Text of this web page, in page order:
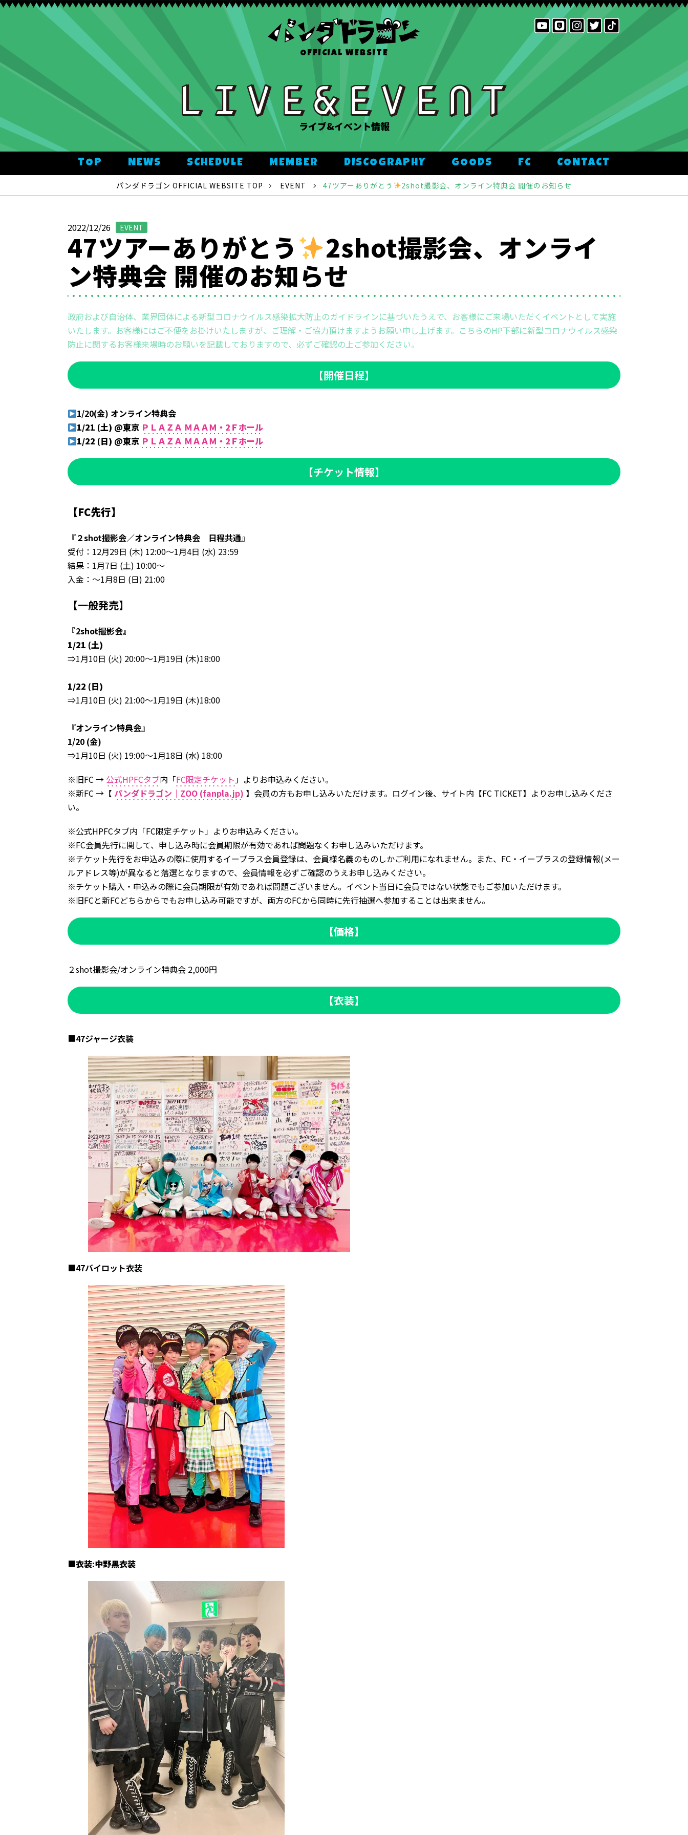
OFFICIAL WEBSITE
ライブ&イベント情報
TOP NEWS SCHEDULE MEMBER DISCOGRAPHY GOODS FC CONTACT
パンダドラゴン OFFICIAL WEBSITE TOP EVENT 47ツアーありがとう 2shot撮影会、オンライン特典会 開催のお知らせ
2022/12/26 EVENT
47ツアーありがとう 2shot撮影会、オンライ
ン特典会 開催のお知らせ
政府および自治体、業界団体による新型コロナウイルス感染拡大防止のガイドラインに基づいたうえで、お客様にご来場いただくイベントとして実施
いたします。お客様にはご不便をお掛けいたしますが、ご理解・ご協力頂けますようお願い申し上げます。こちらのHP下部に新型コロナウイルス感染
防止に関するお客様来場時のお願いを記載しておりますので、必ずご確認の上ご参加ください。
【開催日程】
1/20(金) オンライン特典会
1/21 (土) @東京 ＰＬＡＺＡ ＭＡＡＭ・2Ｆホール
1/22 (日) @東京 ＰＬＡＺＡ ＭＡＡＭ・ 2Ｆホール
【チケット情報】
【FC先行】
『２shot撮影会／オンライン特典会 日程共通』
受付：12月29日 (木) 12:00～1月4日 (水) 23:59
結果：1月7日 (土) 10:00～
入金：～1月8日 (日) 21:00
【一般発売】
『2shot撮影会』
1/21 (土)
⇒1月10日 (火) 20:00～1月19日 (木)18:00
1/22 (日)
⇒1月10日 (火) 21:00～1月19日 (木)18:00
『オンライン特典会』
1/20 (金)
⇒1月10日 (火) 19:00～1月18日 (水) 18:00
※旧FC → 公式HPFCタブ内「FC限定チケット」よりお申込みください。
※新FC →【 パンダドラゴン｜ZOO (fanpla.jp) 】会員の方もお申し込みいただけます。ログイン後、サイト内【FC TICKET】よりお申し込みくださ
い。
※公式HPFCタブ内「FC限定チケット」よりお申込みください。
※FC会員先行に関して、申し込み時に会員期限が有効であれば問題なくお申し込みいただけます。
※チケット先行をお申込みの際に使用するイープラス会員登録は、会員様名義のものしかご利用になれません。また、FC・イープラスの登録情報(メー
ルアドレス等)が異なると落選となりますので、会員情報を必ずご確認のうえお申し込みください。
※チケット購入・申込みの際に会員期限が有効であれば問題ございません。イベント当日に会員ではない状態でもご参加いただけます。
※旧FCと新FCどちらからでもお申し込み可能ですが、両方のFCから同時に先行抽選へ参加することは出来ません。
【価格】
２shot撮影会/オンライン特典会 2,000円
【衣装】
■47ジャージ衣装
■47パイロット衣装
■衣装:中野黒衣装